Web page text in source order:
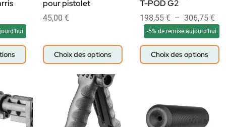
pour pistolet
45,00€
Choix des options
T-POD G2
198,55 € – 306,75 €
-5% de remise aujourd'hui
Choix des options